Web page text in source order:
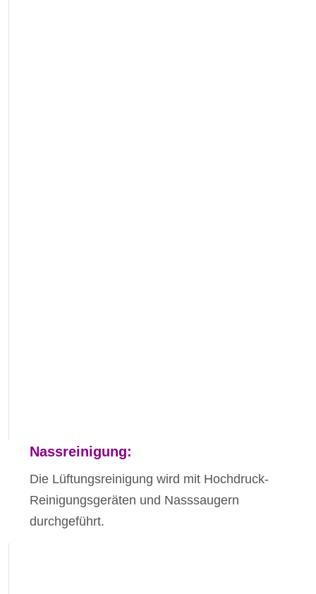
Nassreinigung:
Die Lüftungsreinigung wird mit Hochdruck-
Reinigungsgeräten und Nasssaugern
durchgeführt.